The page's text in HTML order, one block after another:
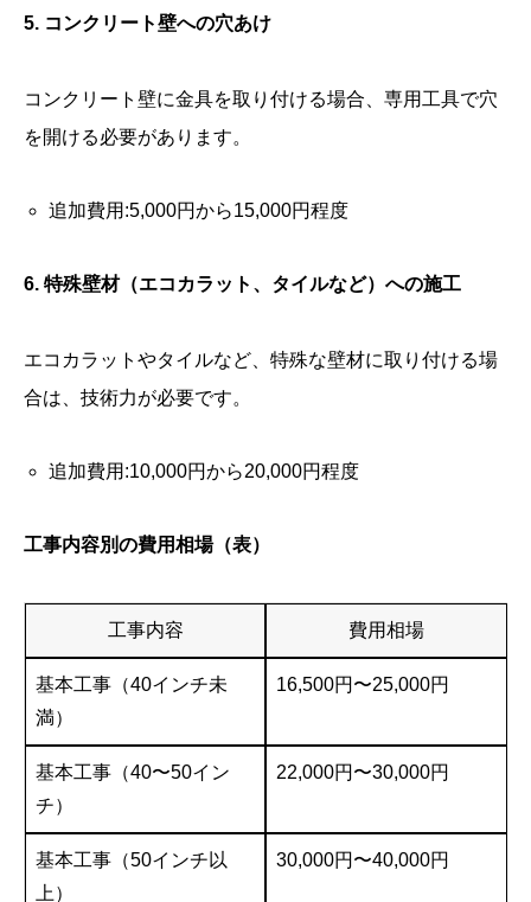
5. コンクリート壁への穴あけ
コンクリート壁に金具を取り付ける場合、専用工具で穴
を開ける必要があります。
追加費用:5,000円から15,000円程度
6. 特殊壁材（エコカラット、タイルなど）への施工
エコカラットやタイルなど、特殊な壁材に取り付ける場
合は、技術力が必要です。
追加費用:10,000円から20,000円程度
工事内容別の費用相場（表）
工事内容 費用相場
基本工事（40インチ未
満）
16,500円〜25,000円
基本工事（40〜50イン
チ）
22,000円〜30,000円
基本工事（50インチ以
上）
30,000円〜40,000円